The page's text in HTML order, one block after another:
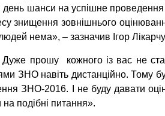
шанси на успішне проведення
знищення зовнішнього
нема», – зазначив Ігор
прошу кожного із вас не
навіть дистанційно. Тому
ЗНО-2016. І не буду давати
подібні питання».